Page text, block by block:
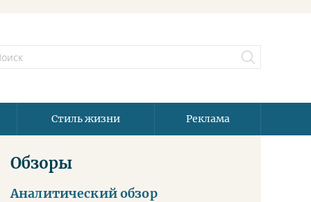
Стиль жизни Реклама
Обзоры
Аналитический обзор